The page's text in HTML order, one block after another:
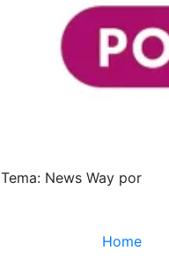
Tema: News Way por
Home